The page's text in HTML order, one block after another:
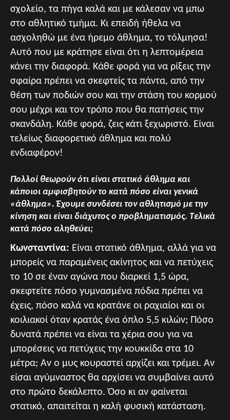
σχολείο, τα πήγα καλά και με κάλεσαν να μπω
στο αθλητικό τμήμα. Κι επειδή ήθελα να
ασχοληθώ με ένα ήρεμο άθλημα, το τόλμησα!
Αυτό που με κράτησε είναι ότι η λεπτομέρεια
κάνει την διαφορά. Κάθε φορά για να ρίξεις την
σφαίρα πρέπει να σκεφτείς τα πάντα, από την
θέση των ποδιών σου και την στάση του κορμού
σου μέχρι και τον τρόπο που θα πατήσεις την
σκανδάλη. Κάθε φορά, ζεις κάτι ξεχωριστό. Είναι
τελείως διαφορετικό άθλημα και πολύ
ενδιαφέρον!
Πολλοί θεωρούν ότι είναι στατικό άθλημα και
κάποιοι αμφισβητούν το κατά πόσο είναι γενικά
«άθλημα». Έχουμε συνδέσει τον αθλητισμό με την
κίνηση και είναι διάχυτος ο προβληματισμός. Τελικά
κατά πόσο αληθεύει;
Κωνσταντίνα: Είναι στατικό άθλημα, αλλά για να
μπορείς να παραμένεις ακίνητος και να πετύχεις
το 10 σε έναν αγώνα που διαρκεί 1,5 ώρα,
σκεφτείτε πόσο γυμνασμένα πόδια πρέπει να
έχεις, πόσο καλά να κρατάνε οι ραχιαίοι και οι
κοιλιακοί όταν κρατάς ένα όπλο 5,5 κιλών; Πόσο
δυνατά πρέπει να είναι τα χέρια σου για να
μπορέσεις να πετύχεις την κουκκίδα στα 10
μέτρα; Αν ο μυς κουραστεί αρχίζει και τρέμει. Αν
είσαι αγύμναστος θα αρχίσει να συμβαίνει αυτό
στο πρώτο δεκάλεπτο. Όσο κι αν φαίνεται
στατικό, απαιτείται η καλή φυσική κατάσταση.